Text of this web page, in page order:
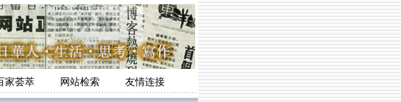
家荟萃 网站检索 友情连接